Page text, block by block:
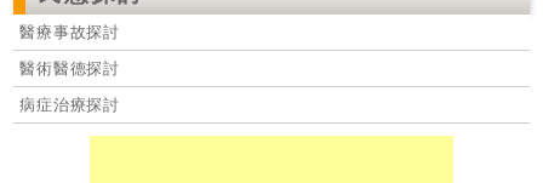
醫療事故探討
醫術醫德探討
病症治療探討